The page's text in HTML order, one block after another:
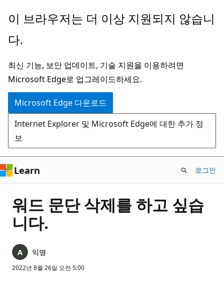
주
콘
츠
로
건
너
뛰
기
이 브라우저는 더 이상 지원되지 않습니
다.
최신 기능, 보안 업데이트, 기술 지원을 이용하려면
Microsoft Edge로 업그레이드하세요.
Microsoft Edge 다운로드
Internet Explorer 및 Microsoft Edge에 대한 추가 정
보
Learn 로그인
워드 문단 삭제를 하고 싶습
니다.
익명
2022년 8월 26일 오전 5:00